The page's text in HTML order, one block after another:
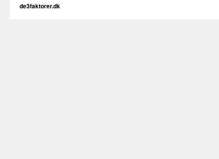
de3faktorer.dk